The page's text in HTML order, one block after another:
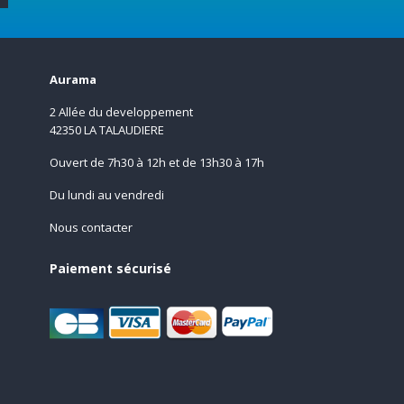
Aurama
2 Allée du developpement
42350 LA TALAUDIERE
Ouvert de 7h30 à 12h et de 13h30 à 17h
Du lundi au vendredi
Nous contacter
Paiement sécurisé